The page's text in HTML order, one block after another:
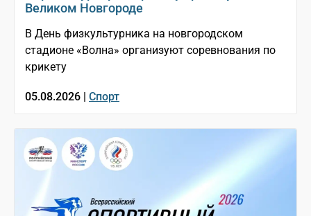
Великом Новгороде
В День физкультурника на новгородском
стадионе «Волна» организуют соревнования по
крикету
05.08.2026 | Спорт